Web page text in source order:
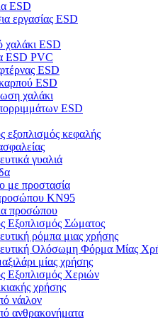
ESD
εργασίας ESD
χαλάκι ESD
ESD PVC
ESD
ESD
χαλάκι
ESD
εξοπλισμός κεφαλής
γυαλιά
με προστασία
KN95
προσώπου
Εξοπλισμός Σώματος
ρόμπα μιας χρήσης
Ολόσωμη Φόρμα Μίας
μίας χρήσης
Εξοπλισμός Χεριών
χρήσης
νάιλον
ανθρακονήματα